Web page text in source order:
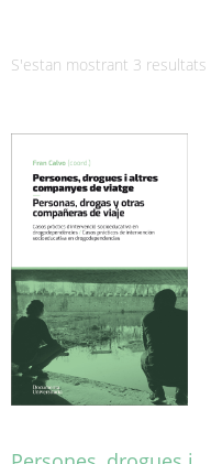
S'estan mostrant 3 resultats